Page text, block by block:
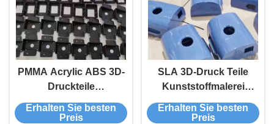
PMMA Acrylic ABS 3D-
Druckteile
Geschäftliche
Transparente Farbe
Erhalten Sie besten
Preis
SLA 3D-Druck Teile
Kunststoffmalerei
Anodisierung
Maschinenteil Prototyp
Erhalten Sie besten
Preis